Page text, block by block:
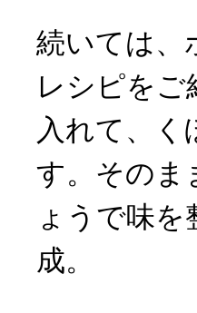
続いては、
レシピを
入れて、く
す。そのま
ょうで味
成。